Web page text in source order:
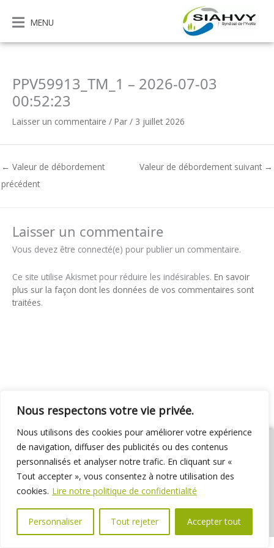
Nous respectons votre vie privée.
Nous utilisons des cookies pour améliorer votre expérience
de navigation, diffuser des publicités ou des contenus
personnalisés et analyser notre trafic. En cliquant sur «
Tout accepter », vous consentez à notre utilisation des
cookies. Lire notre politique de confidentialité
Personnaliser Tout rejeter Accepter tout
contenu
MENU
PPV59913_TM_1 – 2026-07-03
00:52:23
Laisser un commentaire / Par / 3 juillet 2026
← Valeur de débordement
précédent
Valeur de débordement suivant →
Laisser un commentaire
Vous devez être connecté(e) pour publier un commentaire.
Ce site utilise Akismet pour réduire les indésirables. En savoir
plus sur la façon dont les données de vos commentaires sont
traitées.
01 69 31 72 10 01 69 31 37 31
Nous contacter
Espace élus
Marchés publics Délibérations